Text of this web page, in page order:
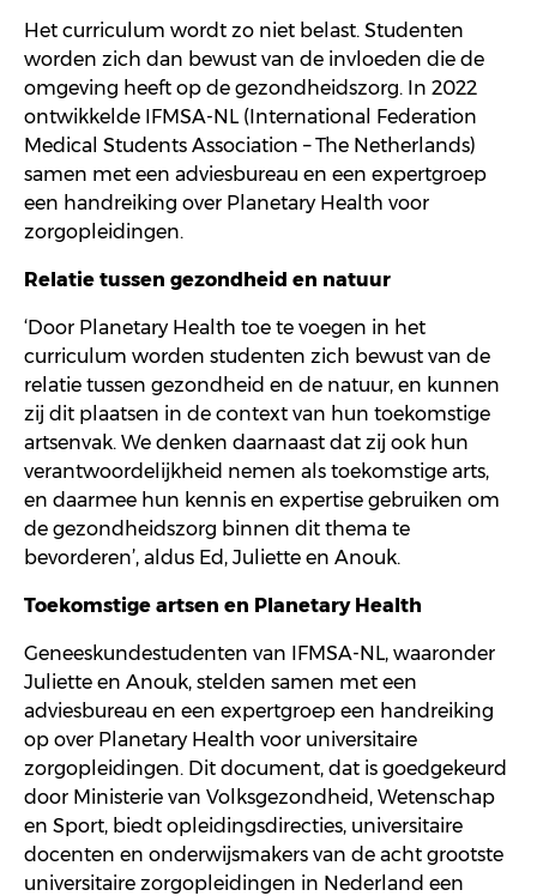
Het curriculum wordt zo niet belast. Studenten
worden zich dan bewust van de invloeden die de
omgeving heeft op de gezondheidszorg. In 2022
ontwikkelde IFMSA-NL (International Federation
Medical Students Association – The Netherlands)
samen met een adviesbureau en een expertgroep
een handreiking over PlanetaryHealth voor
zorgopleidingen.
Relatie tussen gezondheid en natuur
‘Door PlanetaryHealth toe te voegen in het
curriculum worden studenten zich bewust van de
relatie tussen gezondheid en de natuur, en kunnen
zij dit plaatsen in de context van hun toekomstige
artsenvak. We denken daarnaast dat zij ook hun
verantwoordelijkheid nemen als toekomstige arts,
en daarmee hun kennis en expertise gebruiken om
de gezondheidszorg binnen dit thema te
bevorderen’, aldus Ed, Juliette en Anouk.
Toekomstige artsen en PlanetaryHealth
Geneeskundestudenten van IFMSA-NL, waaronder
Juliette en Anouk, stelden samen met een
adviesbureau en een expertgroep een handreiking
op over PlanetaryHealth voor universitaire
zorgopleidingen. Dit document, dat is goedgekeurd
door Ministerie van Volksgezondheid, Wetenschap
en Sport, biedt opleidingsdirecties, universitaire
docenten en onderwijsmakers van de acht grootste
universitaire zorgopleidingen in Nederland een